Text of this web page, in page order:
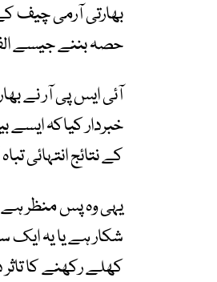
بھارتی آرمی چیف
حصہ بننے جیسے
آئی ایس پی آر نے
خبردار کیاکہ
کے نتائج انتہائی
یہی وہ پس منظر ہے
شکار ہے یا یہ
کھلے رکھنے کا تاثر